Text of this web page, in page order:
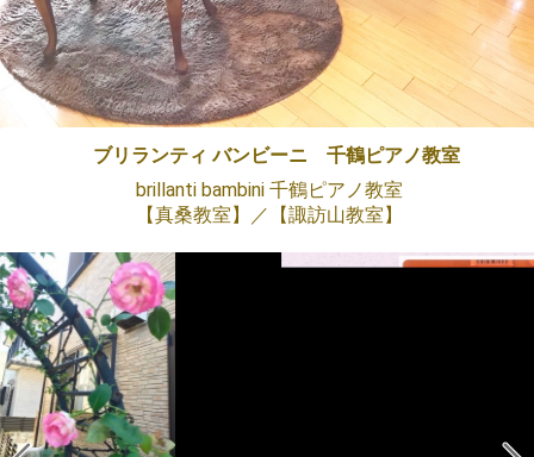
ブリランティ バンビーニ 千鶴ピアノ教室
brillanti bambini 千鶴ピアノ教室
【真桑教室】／【諏訪山教室】